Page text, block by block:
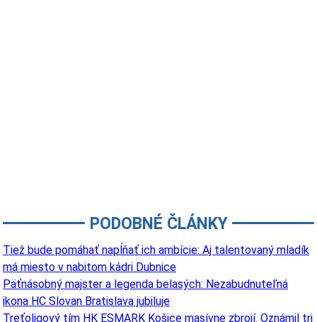
PODOBNÉ ČLÁNKY
Tiež bude pomáhať napĺňať ich ambície: Aj talentovaný mladík
má miesto v nabitom kádri Dubnice
Päťnásobný majster a legenda belasých: Nezabudnuteľná
ikona HC Slovan Bratislava jubiluje
Treťoligový tím HK ESMARK Košice masívne zbrojí. Oznámil tri